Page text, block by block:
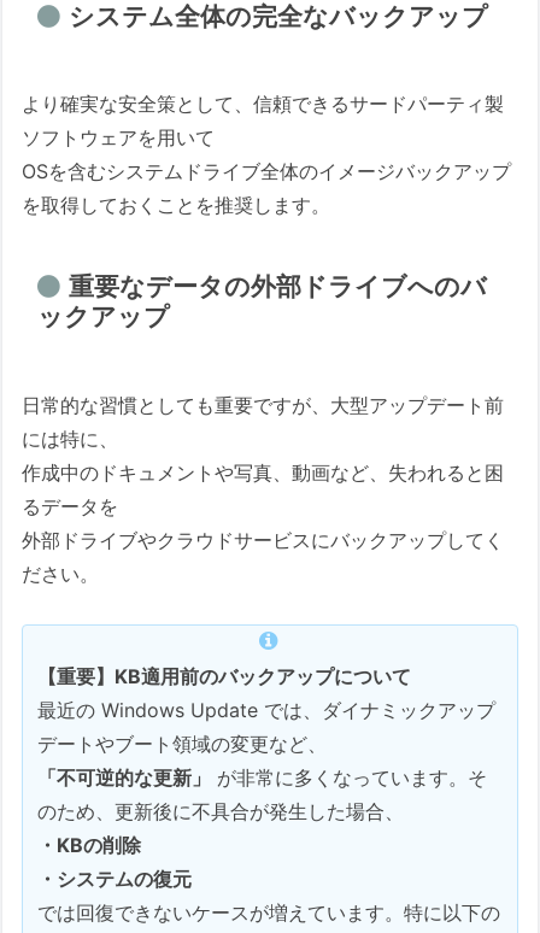
システム全体の完全なバックアップ
より確実な安全策として、信頼できるサードパーティ製
ソフトウェアを用いて
OSを含むシステムドライブ全体のイメージバックアップ
を取得しておくことを推奨します。
重要なデータの外部ドライブへのバ
ックアップ
日常的な習慣としても重要ですが、大型アップデート前
には特に、
作成中のドキュメントや写真、動画など、失われると困
るデータを
外部ドライブやクラウドサービスにバックアップしてく
ださい。
【重要】KB適用前のバックアップについて
最近の Windows Update では、ダイナミックアップ
デートやブート領域の変更など、
「不可逆的な更新」
が非常に多くなっています。そ
のため、更新後に不具合が発生した場合、
・KBの削除
・システムの復元
では回復できないケースが増えています。特に以下の